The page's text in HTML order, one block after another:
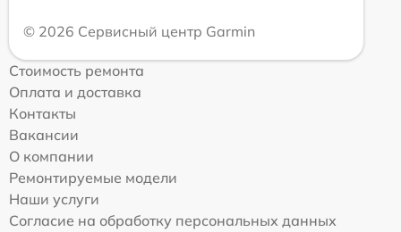
© 2026 Сервисный центр Garmin
Стоимость ремонта
Оплата и доставка
Контакты
Вакансии
О компании
Ремонтируемые модели
Наши услуги
Согласие на обработку персональных данных